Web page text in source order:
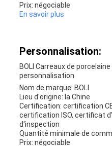
Prix: négociable
En savoir plus
Personnalisation:
BOLI Carreaux de
personnalisation
Nom de marque: BOLI
Lieu d'origine: la Chine
Certification: certification
certification ISO, certificat
d'inspection
Quantité minimale de
Prix: négociable